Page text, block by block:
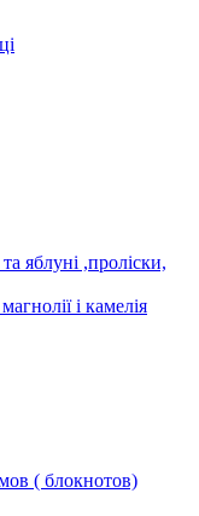
яблуні ,проліски,
і камелія
( блокнотов)